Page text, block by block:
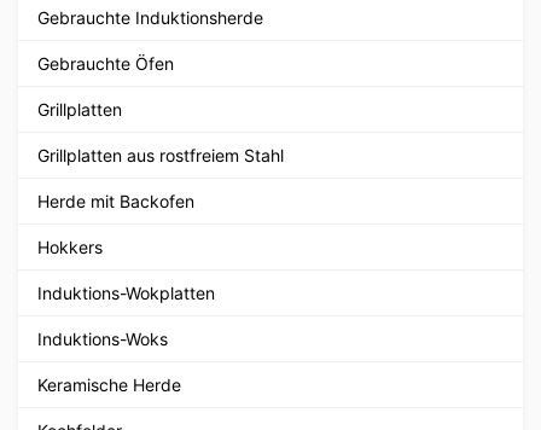
Gebrauchte Induktionsherde
Gebrauchte Öfen
Grillplatten
Grillplatten aus rostfreiem Stahl
Herde mit Backofen
Hokkers
Induktions-Wokplatten
Induktions-Woks
Keramische Herde